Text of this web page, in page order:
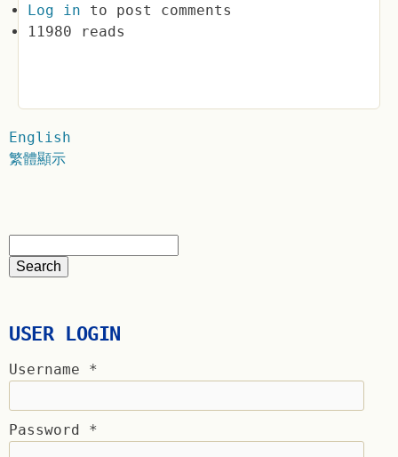
Log in to post comments
11980 reads
English
繁體顯示
USER LOGIN
Username *
Password *